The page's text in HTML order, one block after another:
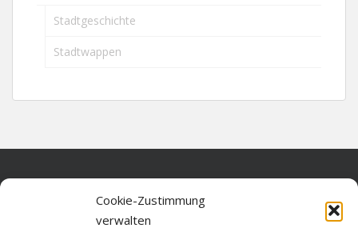
Cookie-Zustimmung
verwalten
Stadtgeschichte
Stadtwappen